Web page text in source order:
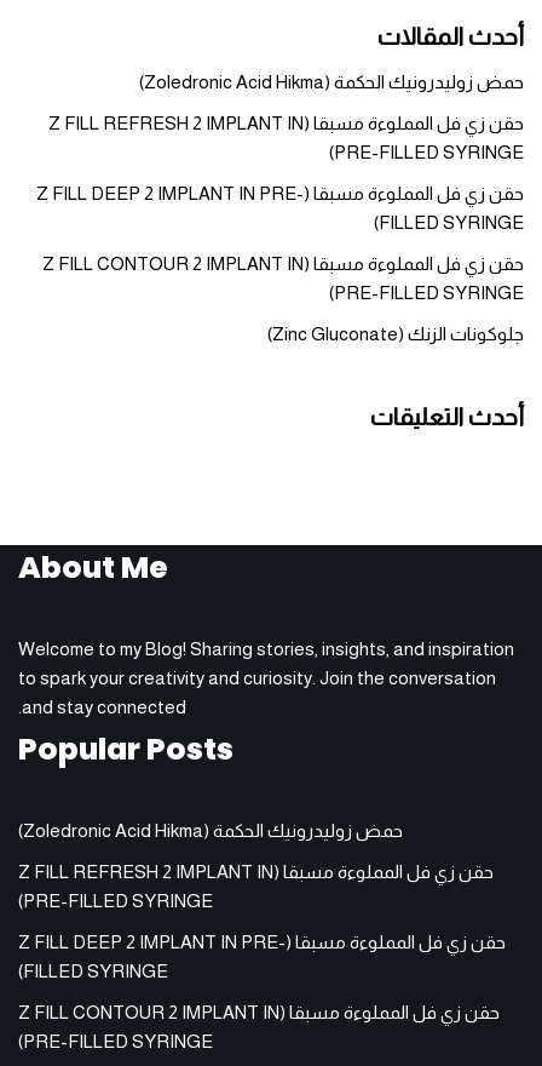
أحدث المقالات
حمض زوليدرونيك الحكمة (Zoledronic Acid Hikma)
حقن زي فل المملوءة مسبقا (Z FILL REFRESH 2 IMPLANT IN
PRE-FILLED SYRINGE)
حقن زي فل المملوءة مسبقا (Z FILL DEEP 2 IMPLANT IN PRE-
FILLED SYRINGE)
حقن زي فل المملوءة مسبقا (Z FILL CONTOUR 2 IMPLANT IN
PRE-FILLED SYRINGE)
جلوكونات الزنك (Zinc Gluconate)
أحدث التعليقات
About Me
Welcome to my Blog! Sharing stories, insights, and inspiration
to spark your creativity and curiosity. Join the conversation
and stay connected.
Popular Posts
حمض زوليدرونيك الحكمة (Zoledronic Acid Hikma)
حقن زي فل المملوءة مسبقا (Z FILL REFRESH 2 IMPLANT IN
PRE-FILLED SYRINGE)
حقن زي فل المملوءة مسبقا (Z FILL DEEP 2 IMPLANT IN PRE-
FILLED SYRINGE)
حقن زي فل المملوءة مسبقا (Z FILL CONTOUR 2 IMPLANT IN
PRE-FILLED SYRINGE)